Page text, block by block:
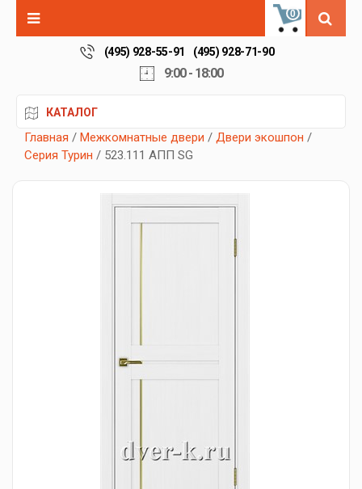
0
(495) 928-55-91 (495) 928-71-90
9:00 - 18:00
КАТАЛОГ
Главная / Межкомнатные двери / Двери экошпон /
Серия Турин / 523.111 АПП SG